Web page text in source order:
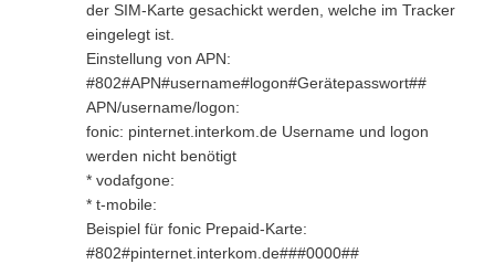
der SIM-Karte gesachickt werden, welche im Tracker
eingelegt ist.
Einstellung von APN:
#802#APN#username#logon#Gerätepasswort##
APN/username/logon:
fonic: pinternet.interkom.de Username und logon
werden nicht benötigt
* vodafgone:
* t-mobile:
Beispiel für fonic Prepaid-Karte:
#802#pinternet.interkom.de###0000##